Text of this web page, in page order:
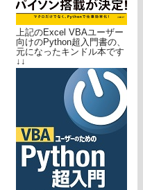
上記のExcel VBAユーザー
向けのPython超入門書の、
元になったキンドル本です
↓↓